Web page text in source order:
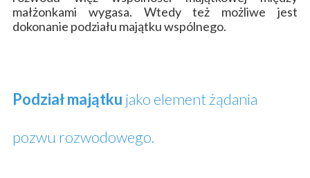
małżonkami wygasa. Wtedy też możliwe jest
dokonanie podziału majątku wspólnego.
Podział majątku jako element żądania
pozwu rozwodowego.